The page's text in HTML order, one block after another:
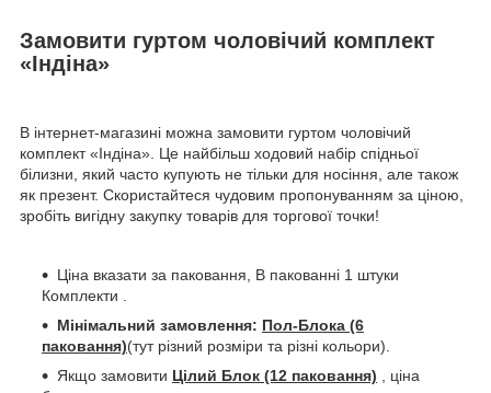
Замовити гуртом чоловічий комплект
«Індіна»
В інтернет-магазині можна замовити гуртом чоловічий
комплект «Індіна». Це найбільш ходовий набір спідньої
білизни, який часто купують не тільки для носіння, але також
як презент. Скористайтеся чудовим пропонуванням за ціною,
зробіть вигідну закупку товарів для торгової точки!
Ціна вказати за паковання, В пакованні 1 штуки
Комплекти .
Мінімальний замовлення: Пол-Блока (6
паковання)(тут різний розміри та різні кольори).
Якщо замовити Цілий Блок (12 паковання) , ціна